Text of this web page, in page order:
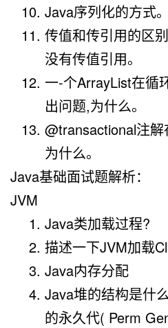
Java序列化的方式。
传值和传引用的区
没有传值引用。
一-个ArrayList在循
出问题,为什么。
@transactional注
为什么。
Java基础面试题解析：
JVM
Java类加载过程?
描述一下JVM加载
Java内存分配
Java堆的结构是什
的永久代( Perm